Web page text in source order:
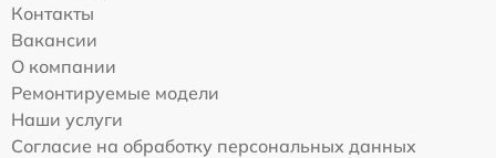
Контакты
Вакансии
О компании
Ремонтируемые модели
Наши услуги
Согласие на обработку персональных данных